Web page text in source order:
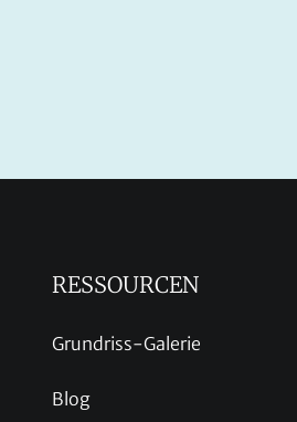
RESSOURCEN
Grundriss-Galerie
Blog